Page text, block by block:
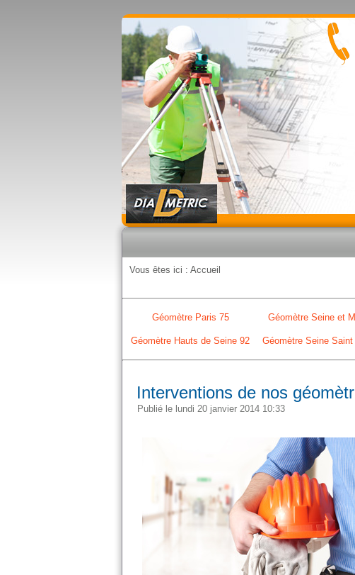
Vous êtes ici : Accueil
Géomètre Paris 75 Géomètre Seine et
Géomètre Hauts de Seine 92 Géomètre Seine
Interventions de nos
Publié le lundi 20 janvier 2014 10:33